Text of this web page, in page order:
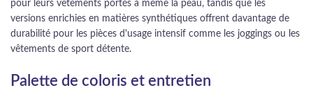
pour leurs vêtements portés à même la peau, tandis que les
versions enrichies en matières synthétiques offrent davantage de
durabilité pour les pièces d'usage intensif comme les joggings ou les
vêtements de sport détente.
Palette de coloris et entretien